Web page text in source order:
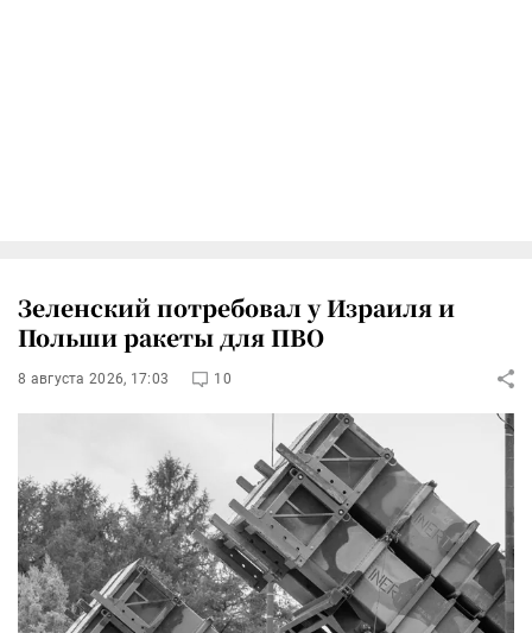
Зеленский потребовал у Израиля и
Польши ракеты для ПВО
8 августа 2026, 17:03 10